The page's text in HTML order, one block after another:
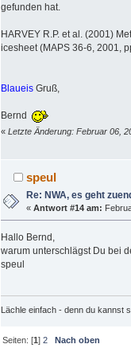
gefunden hat.
HARVEY R.P. et al. (2001)
icesheet (MAPS 36-6, 2001,
Blaueis Gruß,
Bernd
« Letzte Änderung: Februar 06,
speul
Re: NWA, es geht
«Antwort #14 am:
Hallo Bernd,
warum unterschlägst Du bei
speul
Lächle einfach - denn du kannst
Seiten: [1]2 Nach oben